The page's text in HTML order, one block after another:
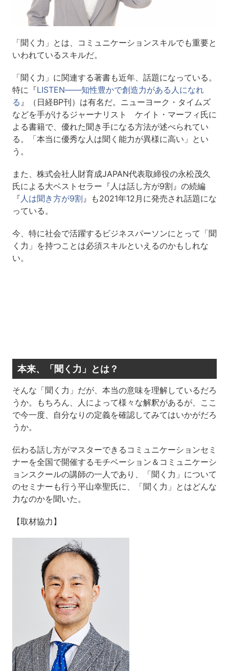
「聞く力」とは、コミュニケーションスキルでも重要と
いわれているスキルだ。
「聞く力」に関連する著書も近年、話題になっている。
特に『LISTEN――知性豊かで創造力がある人になれ
る 』（日経BP刊）は有名だ。ニューヨーク・タイムズ
などを手がけるジャーナリスト ケイト・マーフィ氏に
よる書籍で、優れた聞き手になる方法が述べられてい
る。「本当に優秀な人は聞く能力が異様に高い」とい
う。
また、株式会社人財育成JAPAN代表取締役の永松茂久
氏による大ベストセラー『人は話し方が9割』の続編
『人は聞き方が9割』も2021年12月に発売され話題にな
っている。
今、特に社会で活躍するビジネスパーソンにとって「聞
く力」を持つことは必須スキルといえるのかもしれな
い。
本来、「聞く力」とは？
そんな「聞く力」だが、本当の意味を理解しているだろ
うか。もちろん、人によって様々な解釈があるが、ここ
で今一度、自分なりの定義を確認してみてはいかがだろ
うか。
伝わる話し方がマスターできるコミュニケーションセミ
ナーを全国で開催するモチベーション＆コミュニケーシ
ョンスクールの講師の一人であり、「聞く力」について
のセミナーも行う平山幸聖氏に、「聞く力」とはどんな
力なのかを聞いた。
【取材協力】